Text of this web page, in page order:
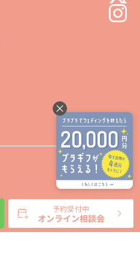
予約受付中
オンライン相談会